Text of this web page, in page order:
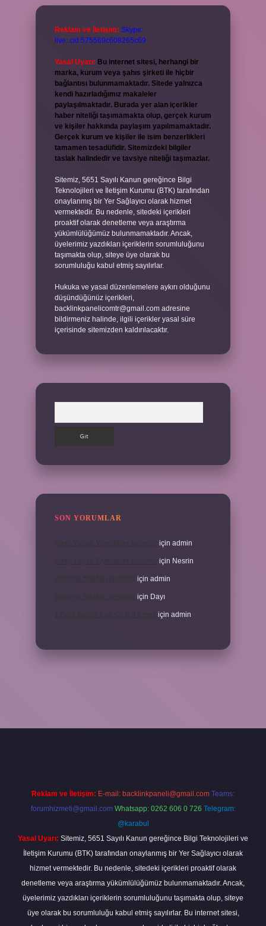
Reklam ve İletişim: Skype:
live:.cid.575569c608265c69
Yasal Uyarı: Bu internet sitesi, herhangi bir
marka, kurum veya şahıs şirketi ile hiçbir
bağlantısı bulunmamaktadır. Sitede yalnızca
kendi hazırladığımız makaleler
paylaşılmaktadır. Burada yer alan içerikler
haber niteliği taşımamakta olup, gerçek kurum
ve kişiler hakkında paylaşım yapılmamaktadır.
Gerçek kurum ve kişiler ile isim benzerlikleri
tamamen tesadüfidir. Sitemizdeki bilgiler
taslak halindedir ve tavsiye niteliği taşımazlar.
Sitemiz, 5651 Sayılı Kanun gereğince Bilgi
Teknolojileri ve İletişim Kurumu (BTK) tarafından
onaylanmış bir Yer Sağlayıcı olarak hizmet
vermektedir. Bu nedenle, sitedeki içerikleri
proaktif olarak denetleme veya araştırma
yükümlülüğümüz bulunmamaktadır. Ancak,
üyelerimiz yazdıkları içeriklerin sorumluluğunu
taşımakta olup, siteye üye olarak bu
sorumluluğu kabul etmiş sayılırlar.
Hukuka ve yasal düzenlemelere aykırı olduğunu
düşündüğünüz içerikleri,
backlinkpanelicomtr@gmail.com adresine
bildirmeniz halinde, ilgili içerikler yasal süre
içerisinde sitemizden kaldırılacaktır.
SON YORUMLAR
için admin
için Nesrin
için admin
için Dayı
1 Aylık Bebek Kaç Cc Süt Içmeli için admin
Reklam ve İletişim: E-mail: backlinkpaneli@gmail.com Teams:
forumhizmeti@gmail.com Whatsapp: 0262 606 0 726 Telegram:
@karabul
Yasal Uyarı: Sitemiz, 5651 Sayılı Kanun gereğince Bilgi Teknolojileri ve
İletişim Kurumu (BTK) tarafından onaylanmış bir Yer Sağlayıcı olarak
hizmet vermektedir. Bu nedenle, sitedeki içerikleri proaktif olarak
denetleme veya araştırma yükümlülüğümüz bulunmamaktadır. Ancak,
üyelerimiz yazdıkları içeriklerin sorumluluğunu taşımakta olup, siteye
üye olarak bu sorumluluğu kabul etmiş sayılırlar. Bu internet sitesi,